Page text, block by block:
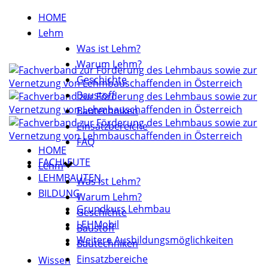
HOME
Lehm
Was ist Lehm?
Warum Lehm?
Geschichte
Baustoff
Bautechniken
Einsatzbereiche
FAQ
FACHLEUTE
LEHMBAUTEN
BILDUNG
Grundkurs Lehmbau
LEHMobil
Weitere Ausbildungsmöglichkeiten
Wissen
HOME
Lehm
Was ist Lehm?
Warum Lehm?
Geschichte
Baustoff
Bautechniken
Einsatzbereiche